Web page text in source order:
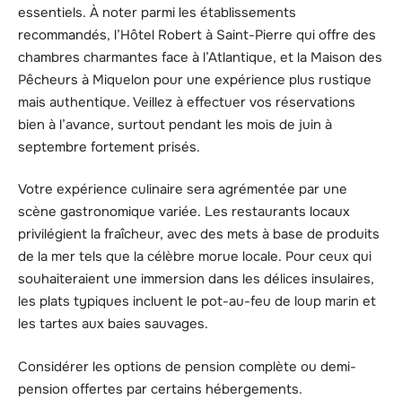
essentiels. À noter parmi les établissements
recommandés, l’Hôtel Robert à Saint-Pierre qui offre des
chambres charmantes face à l’Atlantique, et la Maison des
Pêcheurs à Miquelon pour une expérience plus rustique
mais authentique. Veillez à effectuer vos réservations
bien à l’avance, surtout pendant les mois de juin à
septembre fortement prisés.
Votre expérience culinaire sera agrémentée par une
scène gastronomique variée. Les restaurants locaux
privilégient la fraîcheur, avec des mets à base de produits
de la mer tels que la célèbre morue locale. Pour ceux qui
souhaiteraient une immersion dans les délices insulaires,
les plats typiques incluent le pot-au-feu de loup marin et
les tartes aux baies sauvages.
Considérer les options de pension complète ou demi-
pension offertes par certains hébergements.